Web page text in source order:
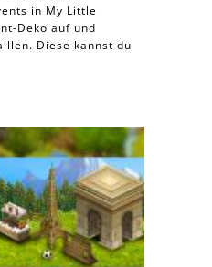
in My Little
Deko auf und
Diese kannst du